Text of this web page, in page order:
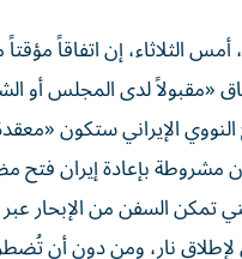
الثلاثاء، إن اتفاقاً مؤقتاً
«مقبولاً لدى المجلس أو
الإيراني ستكون
مشروطة بإعادة إيران فتح
تمكن السفن من الإبحار عبر
لإطلاق نار، ومن دون أن